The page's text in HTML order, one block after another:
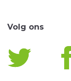
Volg ons